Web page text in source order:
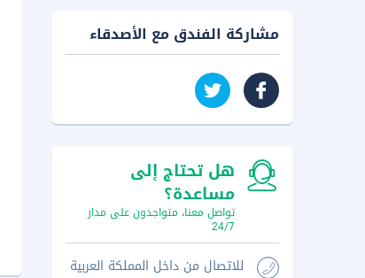
مشاركة الفندق مع الأصدقاء
هل تحتاج إلى
مساعدة؟
تواصل معنا، متواجدون على مدار
24/7
للاتصال من داخل المملكة العربية